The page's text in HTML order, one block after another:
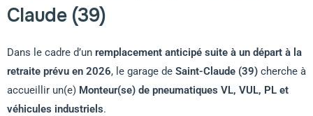
Claude (39)
Dans le cadre d’un remplacement anticipé suite à un départ à la
retraite prévu en 2026, le garage de Saint-Claude (39) cherche à
accueillir un(e) Monteur(se) de pneumatiques VL, VUL, PL et
véhicules industriels.